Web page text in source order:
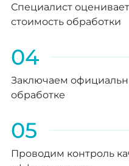
Специалист
стоимость обработки
04
Заключаем
обработке
05
Проводим контроль